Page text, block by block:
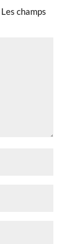
Les champs